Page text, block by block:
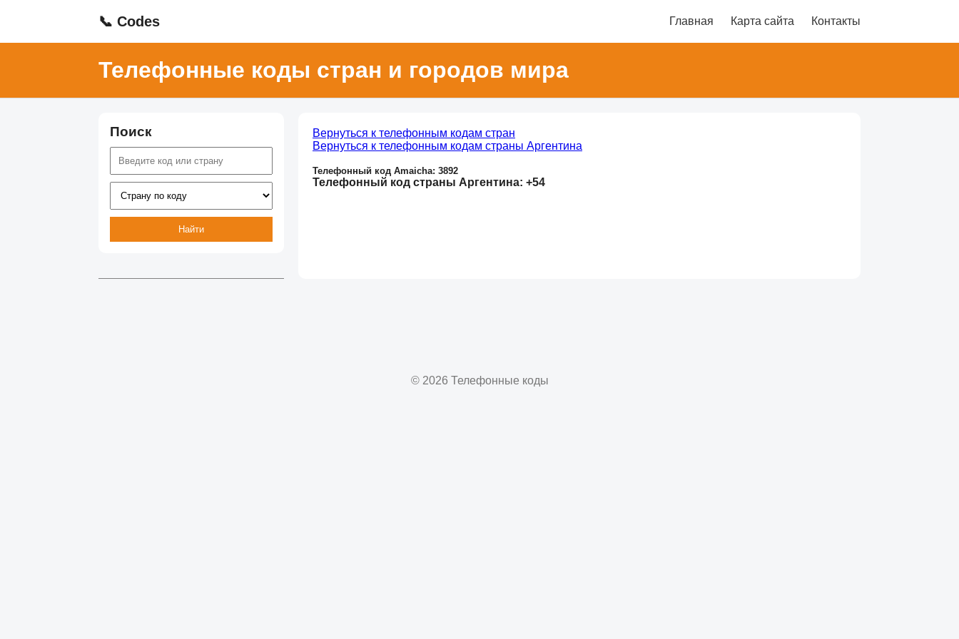
📞 Codes Главная Карта сайта Контакты
Телефонные коды стран и городов мира
Поиск
Найти
Вернуться к телефонным кодам стран
Вернуться к телефонным кодам страны Аргентина
Телефонный код Amaicha: 3892
Телефонный код страны Аргентина: +54
© 2026 Телефонные коды